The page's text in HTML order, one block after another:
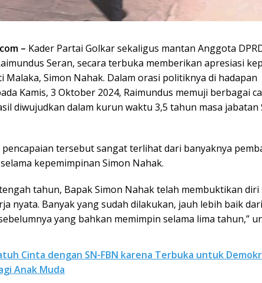
– Kader Partai Golkar sekaligus mantan Anggota
Seran, secara terbuka memberikan apresiasi
Malaka, Simon Nahak. Dalam orasi politiknya di hadapan
Kamis, 3 Oktober 2024, Raimundus memuji berbagai
diwujudkan dalam kurun waktu 3,5 tahun masa jabatan
tersebut sangat terlihat dari banyaknya
kepemimpinan Simon Nahak.
tahun, Bapak Simon Nahak telah membuktikan diri
nyata. Banyak yang sudah dilakukan, jauh lebih baik
yang bahkan memimpin selama lima tahun,”
Cinta dengan SN-FBN karena Terbuka untuk
Anak Muda